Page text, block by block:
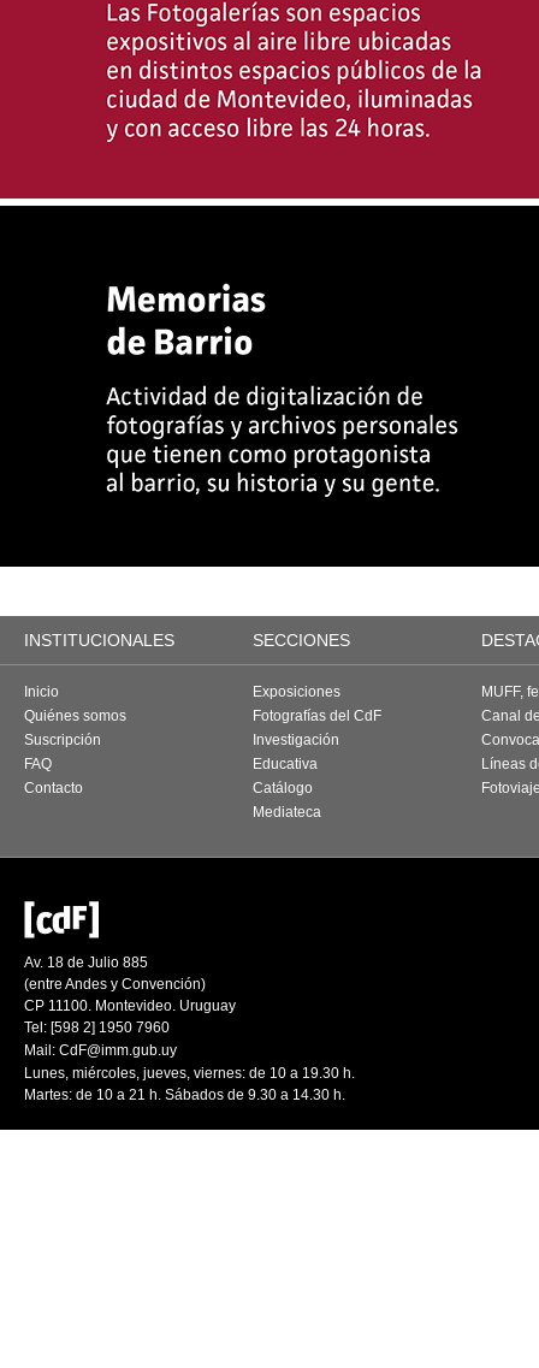
INSTITUCIONALES SECCIONES
Inicio
Quiénes somos
Suscripción
FAQ
Contacto
Exposiciones
Fotografías del CdF
Investigación
Educativa
Catálogo
Mediateca
MUFF,
Canal
Líneas
Av. 18 de Julio 885
(entre Andes y Convención)
CP 11100. Montevideo. Uruguay
Tel: [598 2] 1950 7960
Mail: CdF@imm.gub.uy
Lunes, miércoles, jueves, viernes: de 10 a 19.30 h.
Martes: de 10 a 21 h. Sábados de 9.30 a 14.30 h.